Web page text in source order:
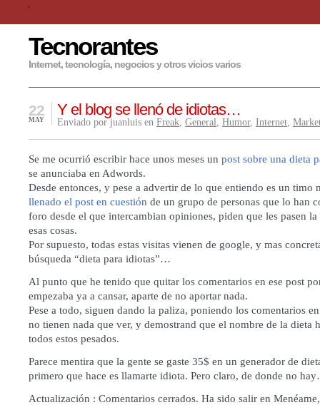
Tecnorantes
Internet, tecnología, negocios y otros vicios varios
Y el blog se llenó de idiotas…
22
MAY Enviado por juanluis en Freak, General, Humor, Internet,
Se me ocurrió escribir hace unos meses un post sobre una dieta
se anunciaba en Adwords.
Desde entonces, y pese a advertir de lo que entiendo es un timo
llenado el post en cuestión de un grupo de personas que lo han
foro desde el que intercambian opiniones, piden que les pasen
esas cosas.
Por supuesto, todas estas visitas vienen de google, y mas
búsqueda “dieta para idiotas”…
Al punto que he tenido que quitar los comentarios en ese post
empezaba ya a cansar, aparte de no aportar nada.
Pese a todo, siguen dando la paliza, poniendo los comentarios
no tienen nada que ver, y demostrand que el nombre de la dieta
todos estos pesados.
Parece mentira que la gente se gaste 35$ en un generador de
primero que hace es llamarte idiota. Pero claro, de donde no
Actualización : Comentarios cerrados. Ha sido salir en